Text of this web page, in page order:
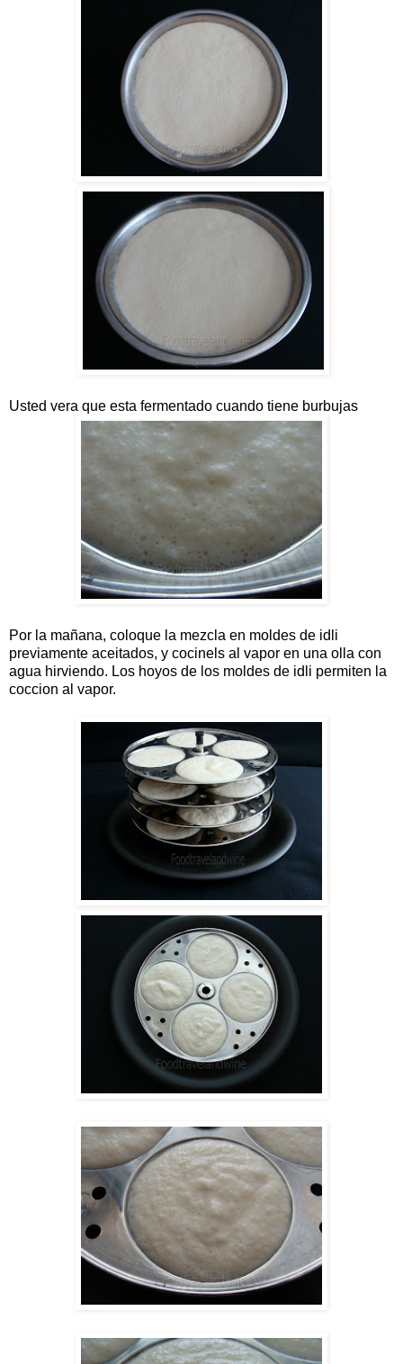
Usted vera que esta fermentado cuando tiene burbujas
Por la mañana, coloque la mezcla en moldes de idli
previamente aceitados, y cocinels al vapor en una olla con
agua hirviendo. Los hoyos de los moldes de idli permiten la
coccion al vapor.